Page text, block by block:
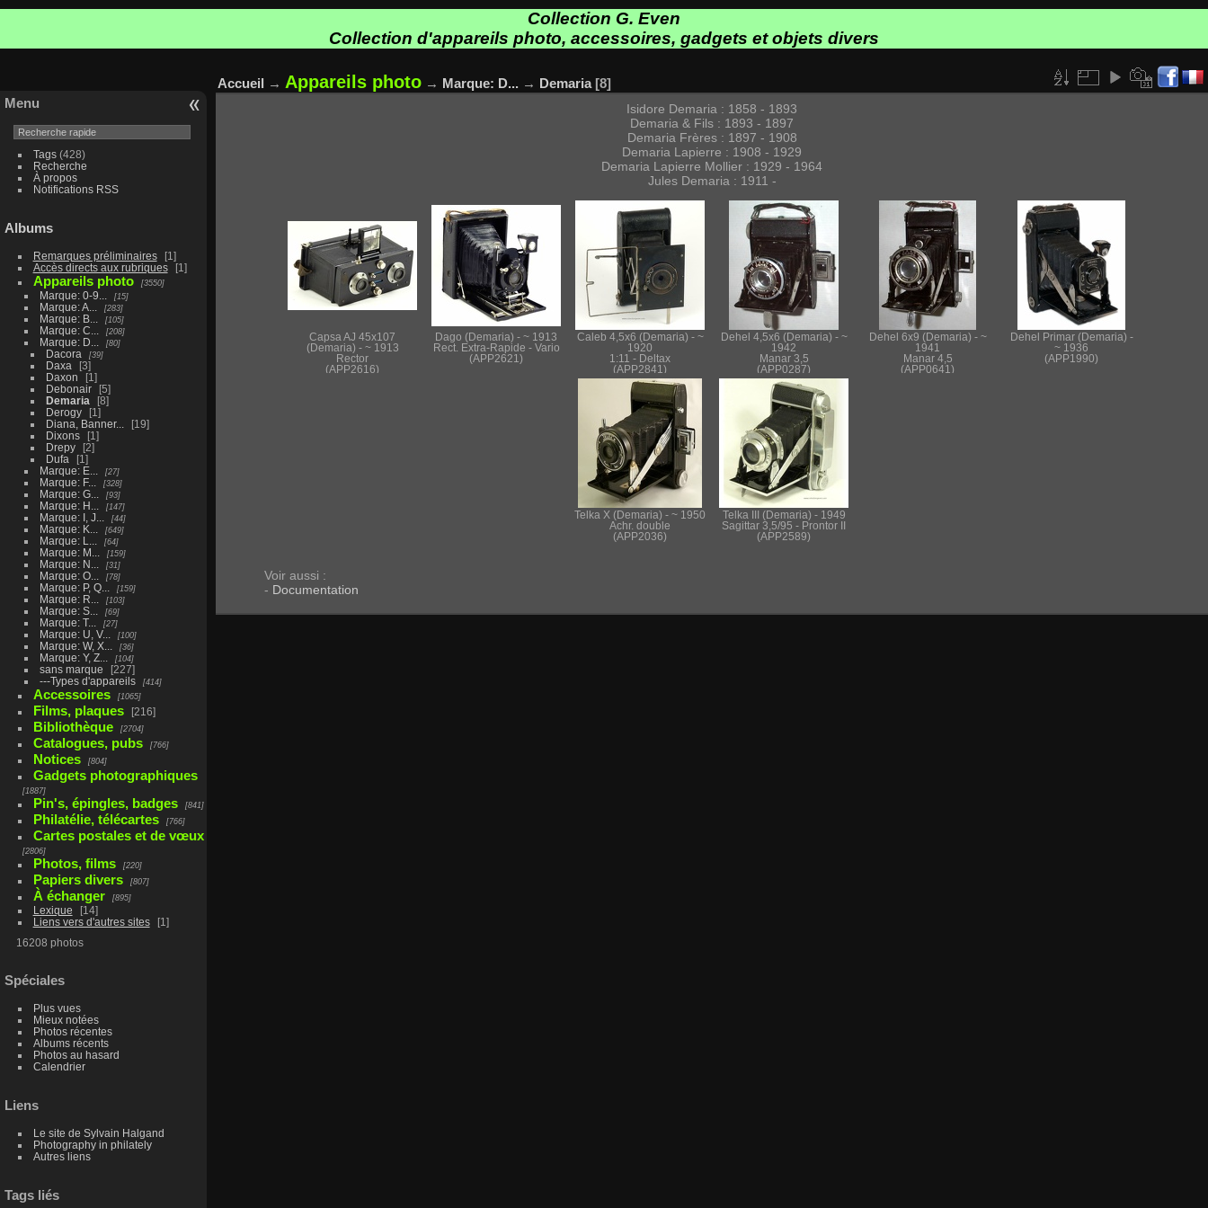
Collection G. Even
Collection d'appareils photo, accessoires, gadgets et objets divers
Menu
Tags(428)
Recherche
À propos
Notifications RSS
Albums
Remarques préliminaires
1
Accès directs aux rubriques
1
Appareils photo 3550
Marque: 0-9... 15
Marque: A... 283
Marque: B... 105
Marque: C... 208
Marque: D... 80
Dacora 39
Daxa
3
Daxon
1
Debonair
5
Demaria
8
Derogy
1
Diana, Banner...
19
Dixons
1
Drepy
2
Dufa
1
Marque: E...
27
Marque: F... 328
Marque: G... 93
Marque: H... 147
Marque: I, J... 44
Marque: K... 649
Marque: L... 64
Marque: M... 159
Marque: N... 31
Marque: O... 78
Marque: P, Q... 159
Marque: R... 103
Marque: S... 69
Marque: T... 27
Marque: U, V... 100
Marque: W, X... 36
Marque: Y, Z... 104
sans marque
227
---Types d'appareils
414
Accessoires 1065
Films, plaques 216
Bibliothèque 2704
Catalogues, pubs 766
Notices 804
Gadgets photographiques
1887
Pin's, épingles, badges 841
Philatélie, télécartes 766
Cartes postales et de vœux
2806
Photos, films 220
Papiers divers 807
À échanger 895
Lexique
14
Liens vers d'autres sites
1
16208 photos
Spéciales
Plus vues
Mieux notées
Photos récentes
Albums récents
Photos au hasard
Calendrier
Liens
Le site de Sylvain Halgand
Photography in philately
Autres liens
Tags liés
Accueil → Appareils photo → Marque: D... → Demaria 8
Isidore Demaria : 1858 - 1893
Demaria & Fils : 1893 - 1897
Demaria Frères : 1897 - 1908
Demaria Lapierre : 1908 - 1929
Demaria Lapierre Mollier : 1929 - 1964
Jules Demaria : 1911 -
Capsa AJ 45x107
(Demaria) - ~ 1913
Rector
(APP2616)
Dago (Demaria) - ~ 1913
Rect. Extra-Rapide - Vario
(APP2621)
Caleb 4,5x6 (Demaria) - ~
1920
1:11 - Deltax
(APP2841)
Dehel 4,5x6 (Demaria) - ~
1942
Manar 3,5
(APP0287)
Dehel 6x9 (Demaria) - ~
1941
Manar 4,5
(APP0641)
Dehel Primar (Demaria) -
~ 1936
(APP1990)
Telka X (Demaria) - ~ 1950
Achr. double
(APP2036)
Telka III (Demaria) - 1949
Sagittar 3,5/95 - Prontor II
(APP2589)
Voir aussi :
- Documentation